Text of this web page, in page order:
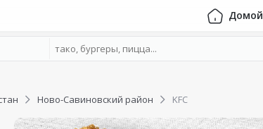
Домой
Ново-Савиновский район KFC